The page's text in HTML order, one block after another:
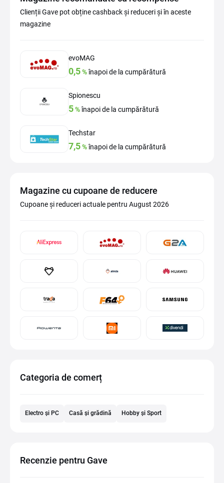
Clienții Gave pot obține cashback și reduceri și în aceste
magazine
evoMAG
0,5%înapoi de la cumpărătură
Spionescu
5%înapoi de la cumpărătură
Techstar
7,5%înapoi de la cumpărătură
Magazine cu cupoane de reducere
Cupoane și reduceri actuale pentru August 2026
Categoria de comerț
Electro și PC Casă și grădină Hobby și Sport
Recenzie pentru Gave